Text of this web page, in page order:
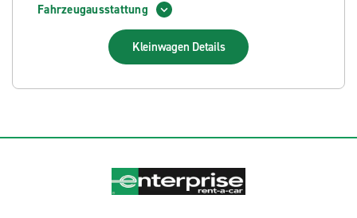
Fahrzeugausstattung
Kleinwagen Details